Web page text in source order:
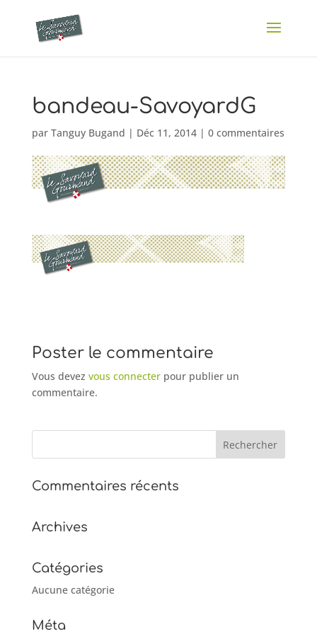
bandeau-SavoyardG
par Tanguy Bugand | Déc 11, 2014| 0 commentaires
Poster le commentaire
Vous devez vous connecterpour publier un
commentaire.
Commentaires récents
Archives
Catégories
Aucune catégorie
Méta